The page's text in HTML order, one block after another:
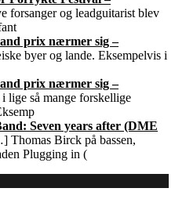
forsanger og leadguitarist blev
prix nærmer sig –
byer og lande. Eksempelvis i
prix nærmer sig –
så mange forskellige
Seven years after (DME
Thomas Birck på bassen,
Plugging in (